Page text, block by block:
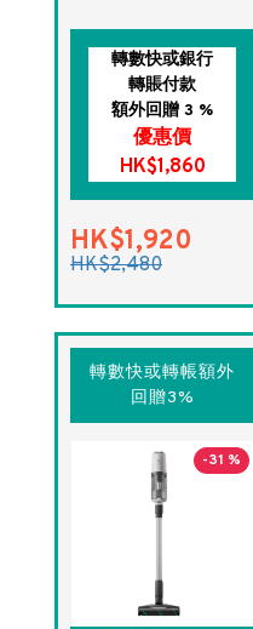
轉數快或銀行
轉賬付款
額外回贈 3 %
優惠價
HK$1,860
HK$1,920
HK$2,480
轉數快或轉帳額外
回贈3%
-31 %